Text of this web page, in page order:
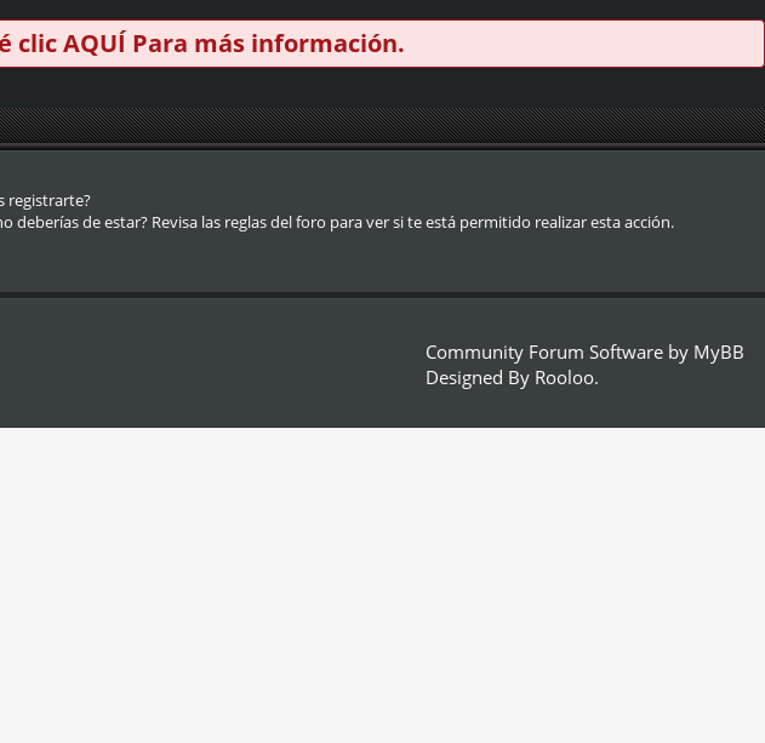
clicAQUÍ Para más información.
registrarte?
de estar? Revisa las reglas del foro para ver si te está permitido realizar esta acción.
Community Forum Software by MyBB
Designed By Rooloo.